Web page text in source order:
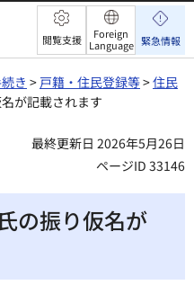
閲覧支援
Foreign
Language 緊急情報
き > 戸籍・住民登録等>住民
が記載されます
最終更新日 2026年5月26日
ページID 33146
の振り仮名が